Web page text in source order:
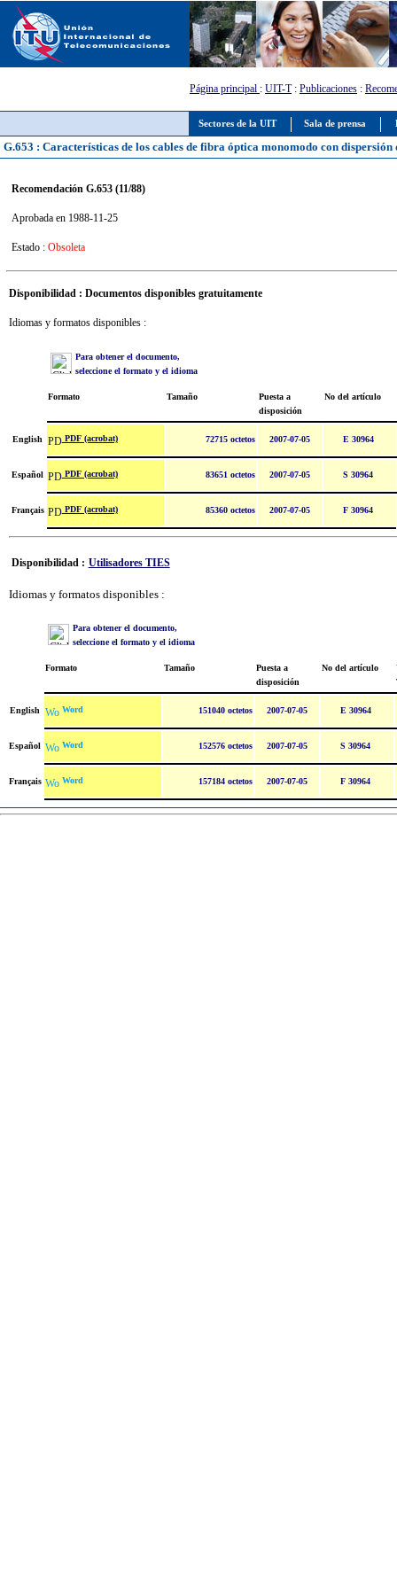
Sectores de la UIT Sala de prensa
Página principal : UIT-T: Publicaciones :
G.653 : Características de los cables de fibra óptica monomodo con dispersión
Recomendación G.653 (11/88)
Aprobada en 1988-11-25
Estado : Obsoleta
Disponibilidad : Documentos disponibles gratuitamente
Idiomas y formatos disponibles :
Para obtener el documento,
seleccione el formato y el idioma
Formato Tamaño
Puesta a
disposición
No del artículo
English PDF (acrobat) 72715 octetos 2007-07-05 E 30964
Español PDF (acrobat) 83651 octetos 2007-07-05 S 30964
Français PDF (acrobat) 85360 octetos 2007-07-05 F 30964
Disponibilidad : Utilisadores TIES
Idiomas y formatos disponibles :
Para obtener el documento,
seleccione el formato y el idioma
Formato Tamaño
Puesta a
disposición
No del artículo
English Word 151040 octetos 2007-07-05 E 30964
Español Word 152576 octetos 2007-07-05 S 30964
Français Word 157184 octetos 2007-07-05 F 30964